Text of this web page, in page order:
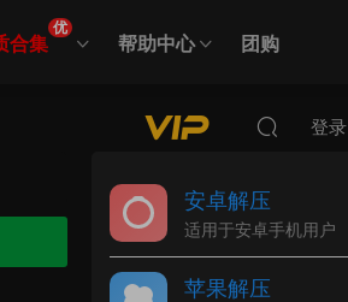
合集
优
帮助中心 团购
登录
安卓解压
适用于安卓手机用户
苹果解压